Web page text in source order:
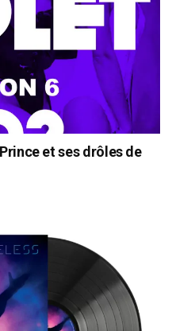
et ses drôles de